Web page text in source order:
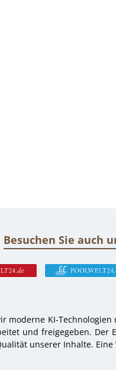
Besuchen Sie auch
KI-
und freigegeben.
unserer Inhalte.